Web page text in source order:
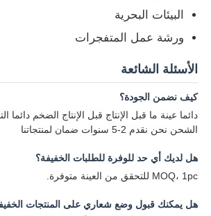
البيئات البحرية
ورشة عمل المتفجرات
الأسئلة الشائعة
كيف نضمن الجودة؟
دائما عينة ما قبل الإنتاج قبل الإنتاج الضخم دائما
الشحن نحن نقدم 2-5 سنوات ضمان لمنتجاتنا
هل لديك أي حد للوفرة للطلبات الخفيفة؟
MOQ، 1pc للتحقق من العينة متوفرة.
هل يمكنك قبول وضع شعاري على المنتجات